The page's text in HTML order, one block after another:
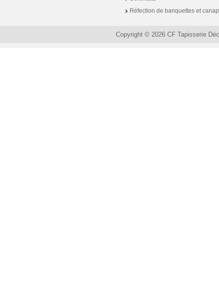
Réfection de banquettes et
Copyright © 2026 CF Tapisserie